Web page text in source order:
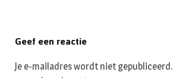
Geef een reactie
Je e-mailadres wordt niet gepubliceerd.